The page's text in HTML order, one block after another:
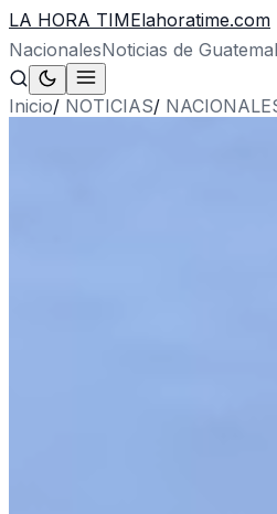
LA HORA TIMElahoratime.com
NacionalesNoticias de
Inicio/ NOTICIAS/